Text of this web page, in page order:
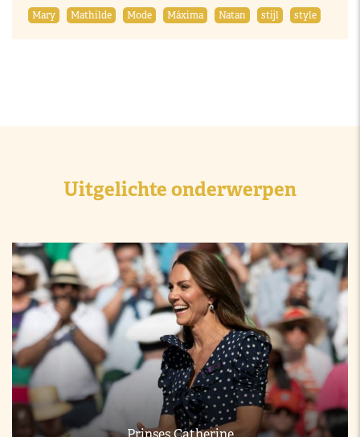
Mary
Mathilde Mode Máxima Natan stijl style
Uitgelichte onderwerpen